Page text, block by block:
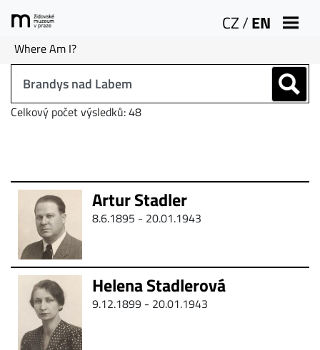
CZ/EN
Where Am I?
Celkový počet výsledků: 48
Artur Stadler
8.6.1895 - 20.01.1943
Helena Stadlerová
9.12.1899 - 20.01.1943